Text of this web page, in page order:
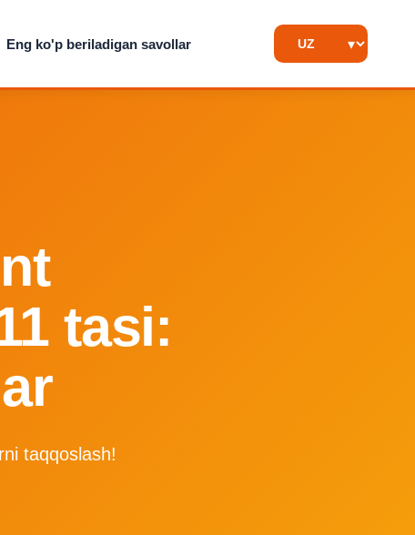
Eng ko'p beriladigan savollar
tasi:
taqqoslash!